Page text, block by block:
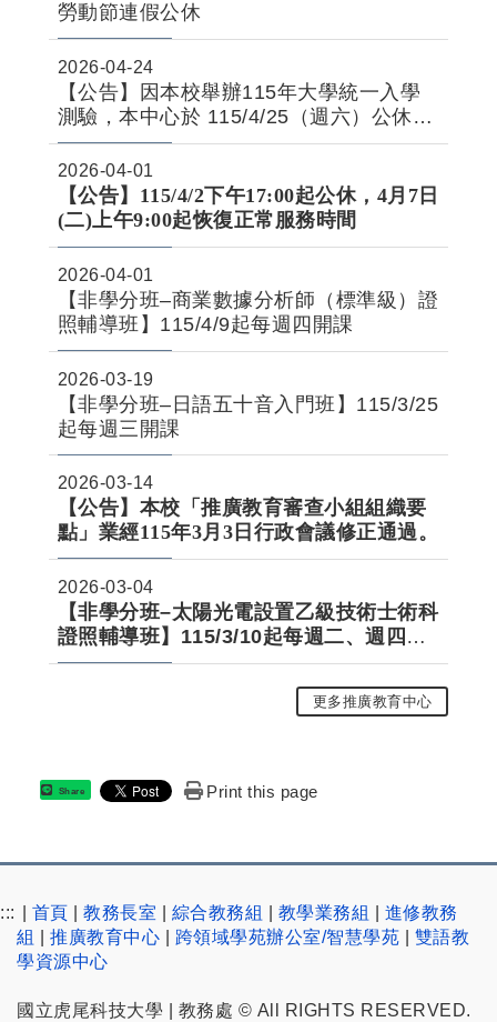
勞動節連假公休
2026-04-24
【公告】因本校舉辦115年大學統一入學
測驗，本中心於 115/4/25（週六）公休一
日
2026-04-01
【公告】115/4/2下午17:00起公休，4月7日
(二)上午9:00起恢復正常服務時間
2026-04-01
【非學分班–商業數據分析師（標準級）證
照輔導班】115/4/9起每週四開課
2026-03-19
【非學分班–日語五十音入門班】115/3/25
起每週三開課
2026-03-14
【公告】本校「推廣教育審查小組組織要
點」業經115年3月3日行政會議修正通過。
2026-03-04
【非學分班–太陽光電設置乙級技術士術科
證照輔導班】115/3/10起每週二、週四開
課
更多推廣教育中心
Share Print this page
::: 首頁 教務長室 綜合教務組 教學業務組
進修教務
組
推廣教育中心 跨領域學苑辦公室/智慧學苑
雙語教
學資源中心
國立虎尾科技大學 | 教務處 © All RIGHTS RESERVED.